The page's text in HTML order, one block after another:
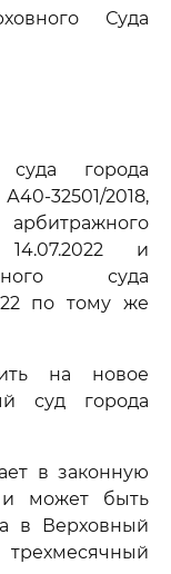
Суда
суда города
32501/2018,
и
суда
по тому же
на новое
суд города
в законную
может быть
в Верховный